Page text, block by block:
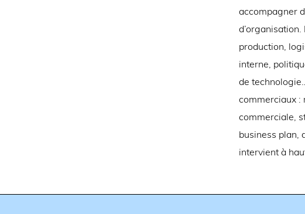
accompagner
production,
interne,
de
commerciaux :
commerciale,
business plan,
intervient à